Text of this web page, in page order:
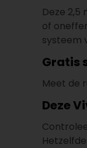
Deze
of
systeem
Gratis
Meet de
Deze